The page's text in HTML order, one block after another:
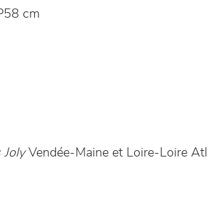
cm
JolyVendée-Maine et Loire-Loire